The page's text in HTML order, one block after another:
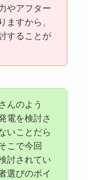
やアフター
ますから、
することが
んのよう
電を検討さ
いことだら
こで今回
討されてい
選びのポイ